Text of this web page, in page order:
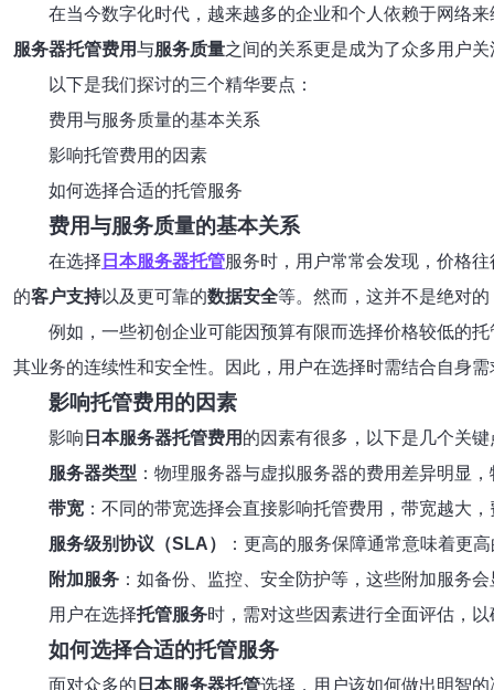
在当今数字化时代，越来越多的企业和个人依赖于网络
服务器托管费用与服务质量之间的关系更是成为了众多用户
以下是我们探讨的三个精华要点：
费用与服务质量的基本关系
影响托管费用的因素
如何选择合适的托管服务
费用与服务质量的基本关系
在选择 日本服务器托管服务时，用户常常会发现，价格
的客户支持以及更可靠的数据安全等。然而，这并不是绝对
例如，一些初创企业可能因预算有限而选择价格较低的
其业务的连续性和安全性。因此，用户在选择时需结合自身
影响托管费用的因素
影响 日本服务器托管费用 的因素有很多，以下是几个关键
服务器类型 ：物理服务器与虚拟服务器的费用差异明显
带宽 ：不同的带宽选择会直接影响托管费用，带宽越大
服务级别协议（SLA）
：更高的服务保障通常意味着更
附加服务 ：如备份、监控、安全防护等，这些附加服务
用户在选择托管服务时，需对这些因素进行全面评估，
如何选择合适的托管服务
面对众多的 日本服务器托管选择，用户该如何做出明智